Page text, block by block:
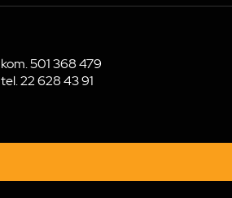
kom.501 368 479
tel.22 628 43 91